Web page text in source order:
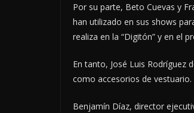
Por su parte, Beto Cuevas y
han utilizado en sus shows
realiza en la “Digitón” y en el
En tanto, José Luis Rodríguez
como accesorios de vestuario.
Benjamín Díaz, director